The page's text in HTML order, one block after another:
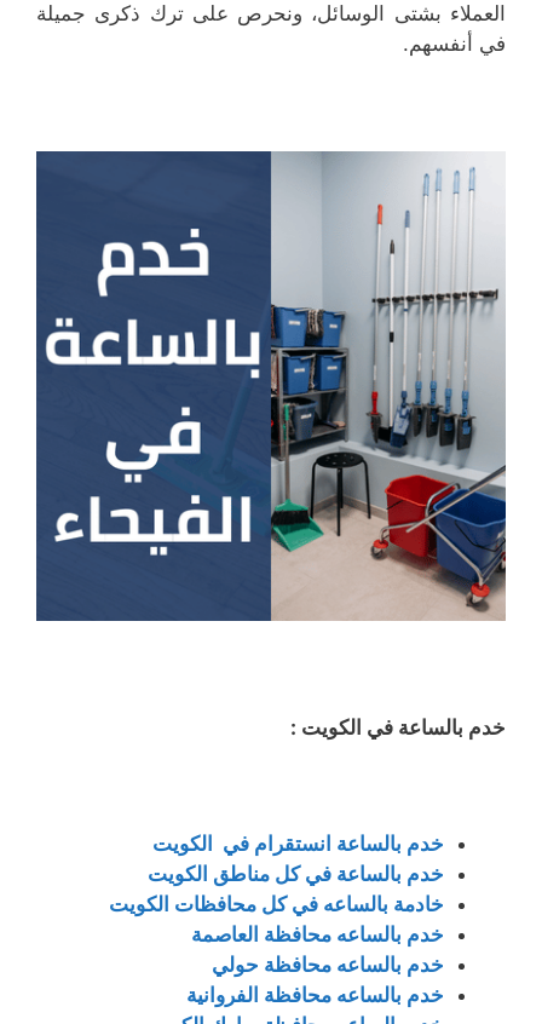
العملاء بشتى الوسائل، ونحرص على ترك ذكرى جميلة
في أنفسهم.
خدم بالساعة في الكويت :
خدم بالساعة انستقرام في الكويت
خدم بالساعة في كل مناطق الكويت
خادمة بالساعه في كل محافظات الكويت
خدم بالساعه محافظة العاصمة
خدم بالساعه محافظة حولي
خدم بالساعه محافظة الفروانية